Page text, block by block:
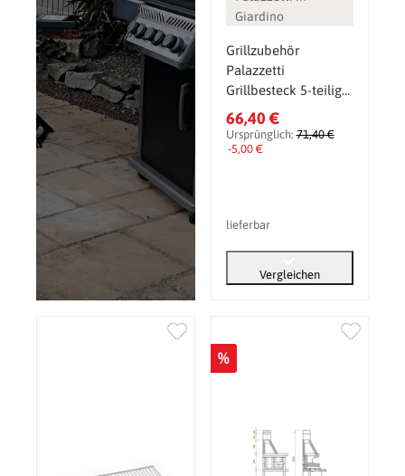
Giardino
Grillzubehör
Palazzetti
Grillbesteck 5-teilig
im Koffer Edelstahl
66,40 €
Ursprünglich:71,40 €
-5,00 €
lieferbar
Vergleichen
%